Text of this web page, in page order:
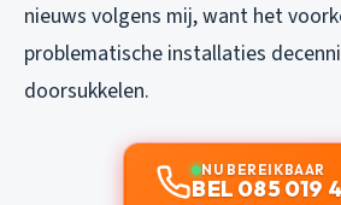
nieuws volgens mij, want het
problematische installaties
doorsukkelen.
NU BEREIKBAAR
BEL 085 019